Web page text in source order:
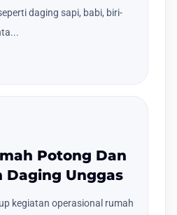
daging sapi, babi, biri-
Potong Dan
Daging Unggas
kegiatan operasional rumah